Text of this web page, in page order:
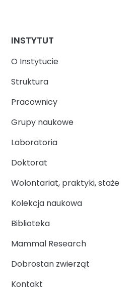
INSTYTUT
O Instytucie
Struktura
Pracownicy
Grupy naukowe
Laboratoria
Doktorat
Wolontariat, praktyki, staże
Kolekcja naukowa
Biblioteka
Mammal Research
Dobrostan zwierząt
Kontakt